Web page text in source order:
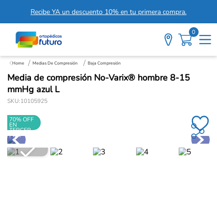
Recibe YA un descuento 10% en tu primera compra.
0
Medias De Compresión Baja Compresión
Media de compresión No-Varix® hombre 8-15
mmHg azul L
SKU:10105925
70% OFF
EN
TERCER
PAR